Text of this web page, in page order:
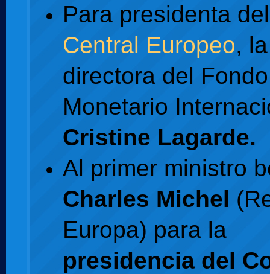
Para presidenta
Central Europeo, la
directora del Fondo
Monetario
Cristine Lagarde.
Al primer ministro
Charles Michel
Europa) para la
presidencia del